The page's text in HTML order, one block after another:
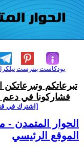
بنترست بودكاست
تبرعاتكم وتبرعاتكن
فشاركونا في دعم
[اشترك في
الحوار المتمدن -
الموقع الرئيسي